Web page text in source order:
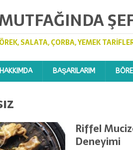
SALATA, ÇORBA, YEMEK
HAKKIMDA BAŞARILARIM
Riffel
Deneyimi